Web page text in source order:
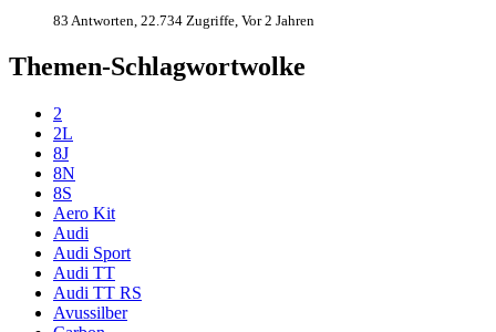
83 Antworten, 22.734 Zugriffe, Vor 2 Jahren
Themen-Schlagwortwolke
2
2L
8J
8N
8S
Aero Kit
Audi
Audi Sport
Audi TT
Audi TT RS
Avussilber